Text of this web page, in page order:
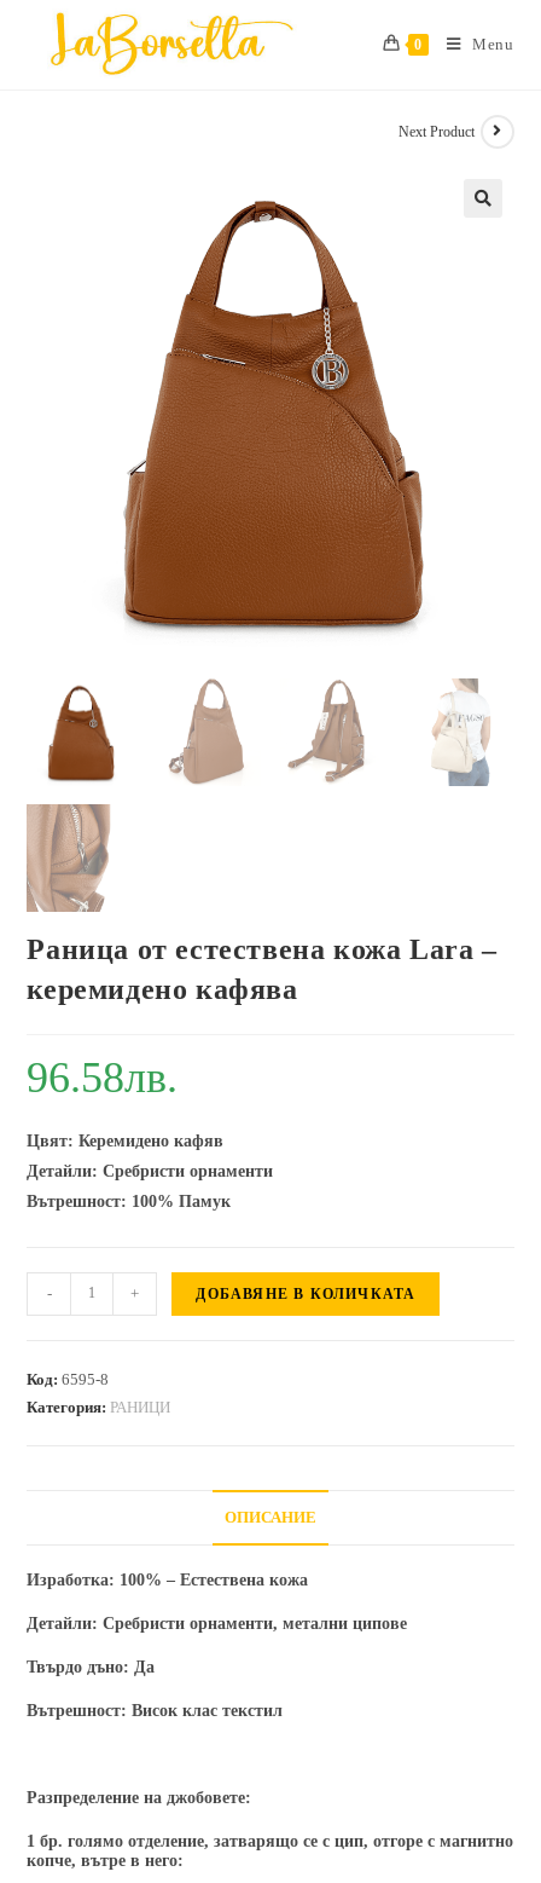
0 Menu
Next Product
Раница от естествена кожа Lara –
керемидено кафява
96.58лв.
Цвят: Керемидено кафяв
Детайли: Сребристи орнаменти
Вътрешност: 100% Памук
количество
за
от
естествена
- + ДОБАВЯНЕ В КОЛИЧКАТА
Код:6595-8
Категория: РАНИЦИ
ОПИСАНИЕ
Изработка: 100% – Естествена кожа
Детайли: Сребристи орнаменти, метални ципове
Твърдо дъно: Да
Вътрешност: Висок клас текстил
Разпределение на джобовете:
1 бр. голямо отделение, затварящо се с цип, отгоре с магнитно
копче, вътре в него: